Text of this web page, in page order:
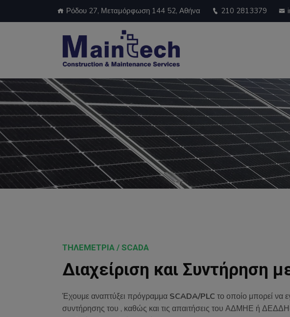
Ρόδου 27, Μεταμόρφωση 144 52, Αθήνα 210 2813379
ΤΗΛΕΜΕΤΡΙΑ / SCADA
Διαχείριση και Συντήρηση
Έχουμε αναπτύξει πρόγραμμα SCADA/PLC το οποίο μπορεί να
συντήρησης του , καθώς και τις απαιτήσεις του ΑΔΜΗΕ ή